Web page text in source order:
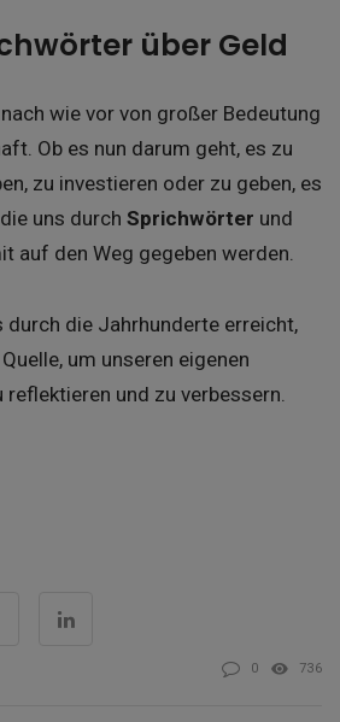
über Geld
wie vor von großer Bedeutung
Ob es nun darum geht, es zu
zu investieren oder zu geben, es
uns durch Sprichwörter und
auf den Weg gegeben werden.
durch die Jahrhunderte erreicht,
um unseren eigenen
und zu verbessern.
0 736